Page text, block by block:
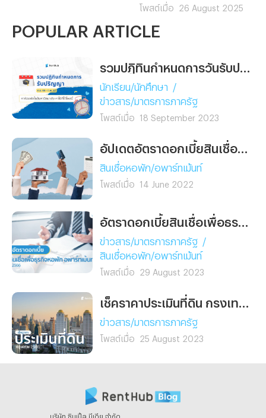
บริษัทบริหารจัดการโรงแรม
ดูแลทั้งโรงแรม รีสอร์ต
เซอร์วิสอพาร์ตเมนต์ และ
ที่พักอาศัยระดับหรู ได้รับการ
ตอบรับอย่างอบอุ่นตั้งแต่เปิด
โรงแรมอมารี บางแสน กำลัง
ก้าวขึ้นเป็น แลนด์มาร์กใหม่
ของบางแสน และเป็นจุดหมาย
ยอดนิยมของการ ท่องเที่ยว
สำหรับนักเดินทางที่ต้องการ
พักผ่อนใกล้กรุงเทพฯ ในเวลา
เพียง 90 นาที ที่นี่ตอบโจทย์
คนรุ่นใหม่ที่มองหาการพักผ่อน
ทั้งร่างกายและจิตใจ เติมเต็ม
ใหม่ ๆ โดยไม่ต้องลางานนาน
หรือเสียค่าเดินทางสูง “อมารี
บางแสน” จึงกลายเป็นหนึ่งใน
โรงแรมบางแสนที่มาแรงที่สุด
ตอนนี้ใช้สิทธิประกันสังคมได้
โพสต์เมื่อ 26 August 2025
POPULAR ARTICLE
นักเรียน/นักศึกษา
/
ข่าวสาร/มาตรการภาครัฐ
โพสต์เมื่อ 18 September 2023
สินเชื่อหอพัก/อพาร์ทเม้นท์
โพสต์เมื่อ 14 June 2022
ข่าวสาร/มาตรการภาครัฐ
/
สินเชื่อหอพัก/อพาร์ทเม้นท์
โพสต์เมื่อ 29 August 2023
ข่าวสาร/มาตรการภาครัฐ
โพสต์เมื่อ 25 August 2023
บริษัท ซิมเปิ้ล มีเดีย จํากัด